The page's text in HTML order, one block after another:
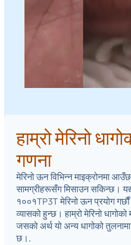
हाम्रो मेरिनो
गणना
मेरिनो ऊन विभिन्न माइक्रोनमा
सामग्रीहरूसँग मिसाउन सकिन्छ।
१००१TP3T मेरिनो ऊन प्रयोग
व्यासको हुन्छ। हाम्रो मेरिनो
जसको अर्थ यो अन्य धागोको
छ।.